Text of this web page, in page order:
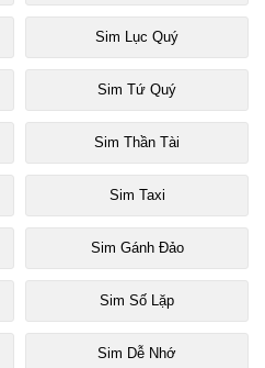
Sim Lục Quý
Sim Tứ Quý
Sim Thần Tài
Sim Taxi
Sim Gánh Đảo
Sim Số Lặp
Sim Dễ Nhớ